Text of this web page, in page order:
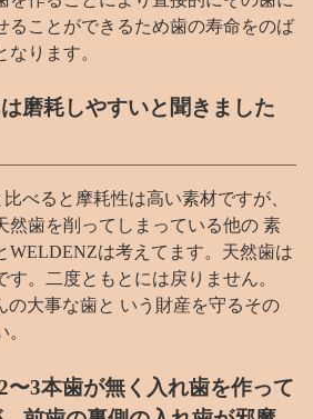
ることができるため歯の寿命をのば
なります。
磨耗しやすいと聞きました
べると摩耗性は高い素材ですが、
然歯を削ってしまっている他の 素
WELDENZは考えてます。天然歯は
す。二度ともとには戻りません。
の大事な歯と いう財産を守るその
3本歯が無く入れ歯を作って